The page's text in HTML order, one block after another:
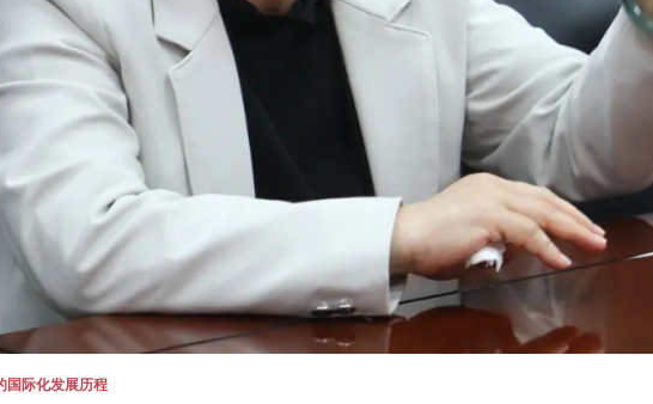
国际化发展历程